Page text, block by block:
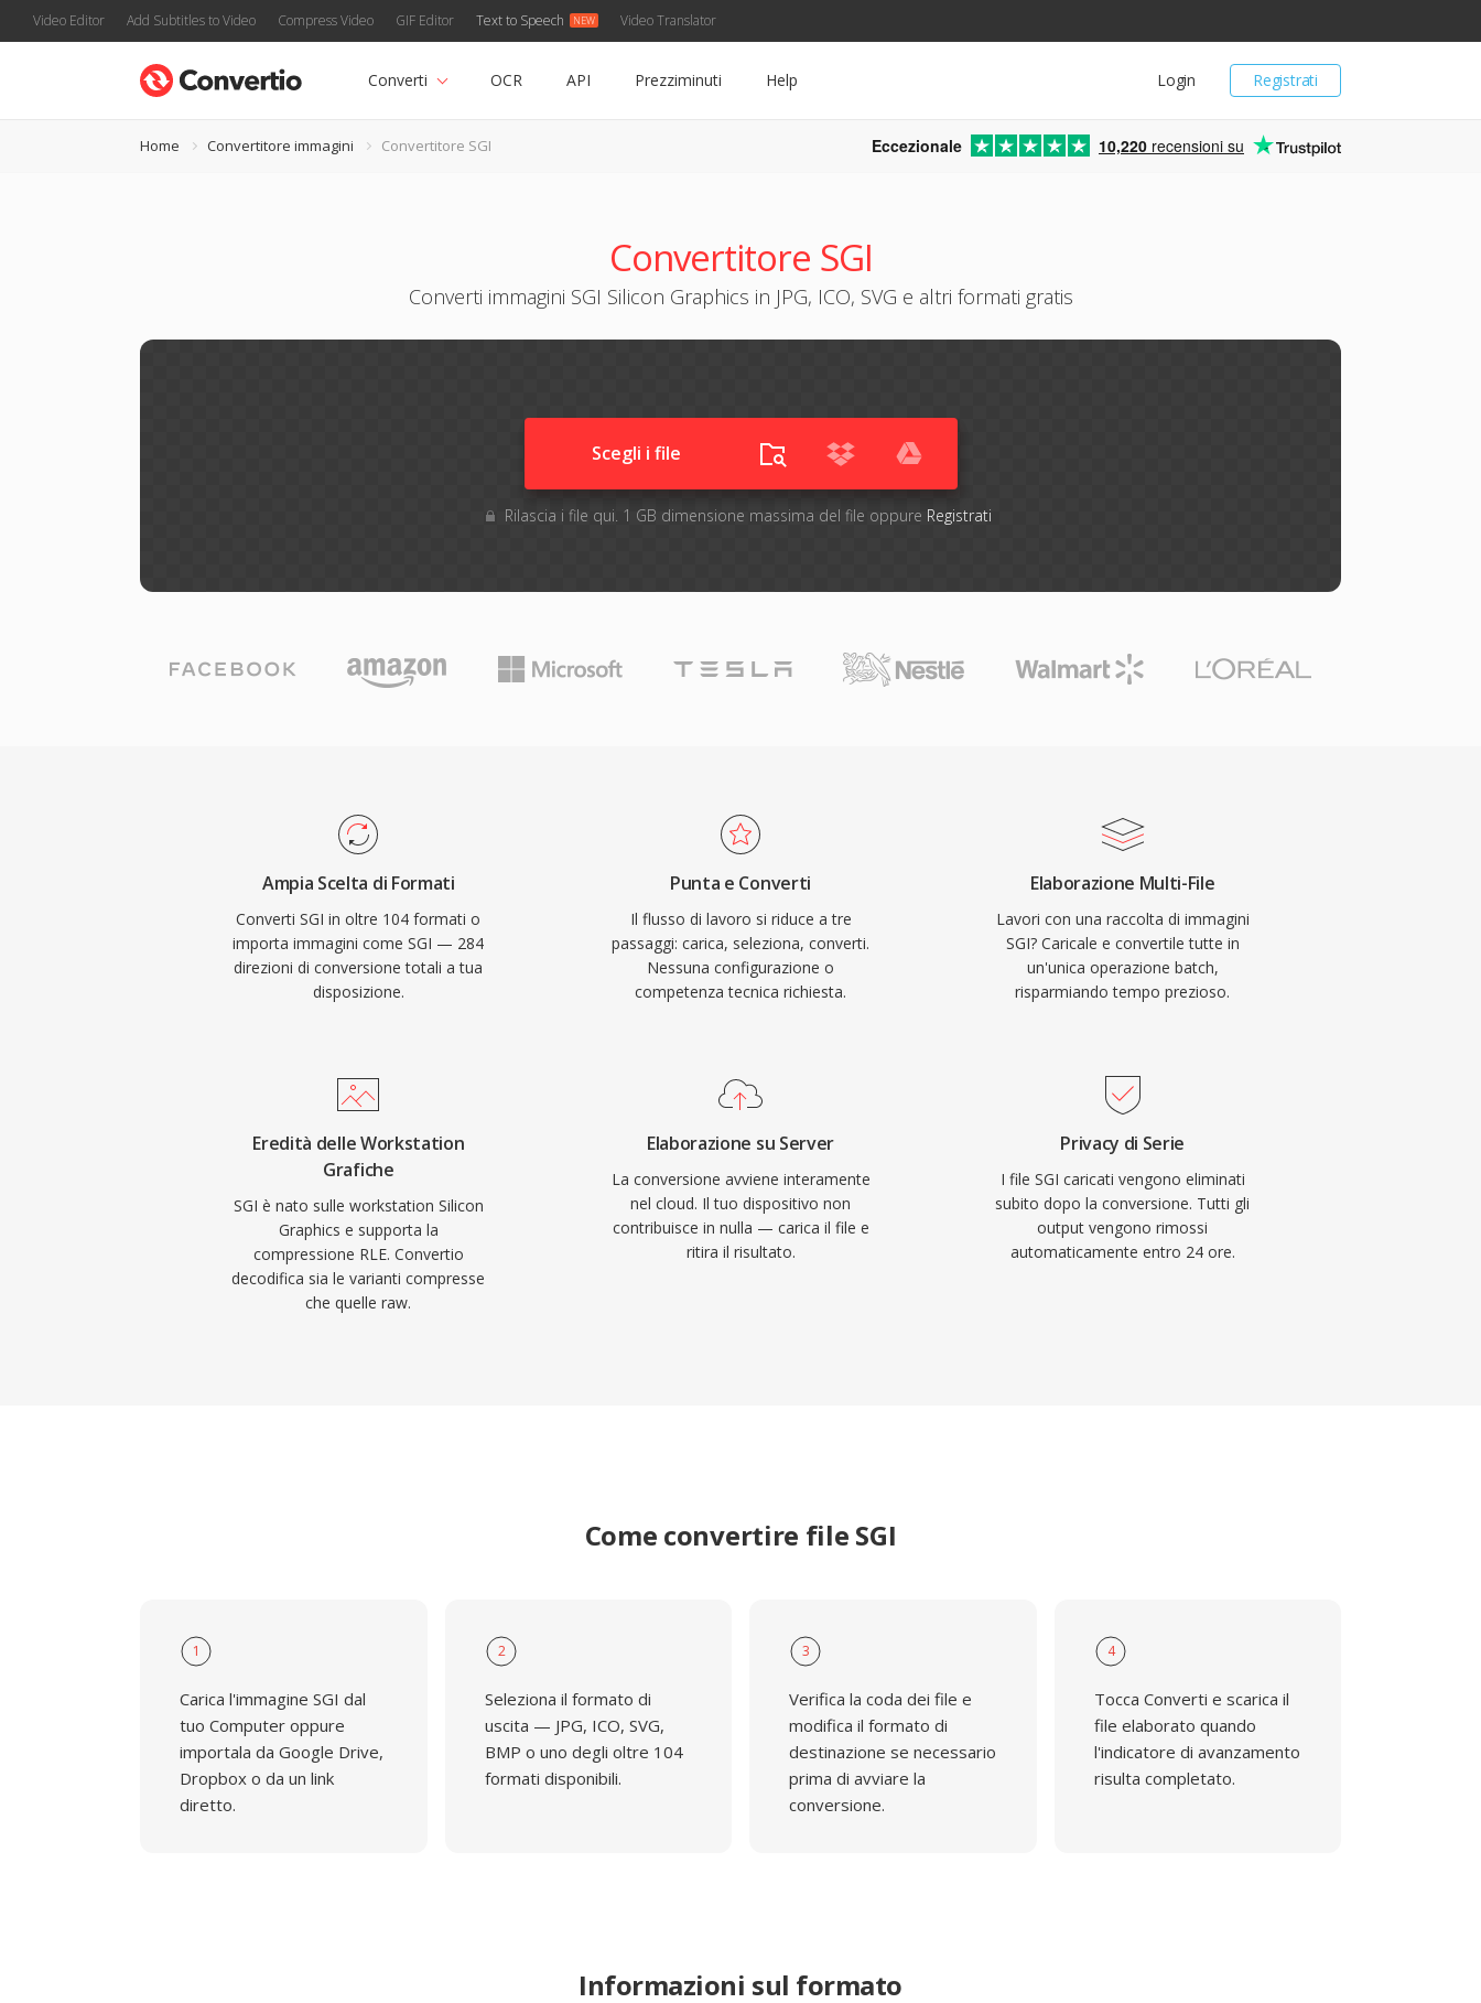
Video Editor Add Subtitles to Video Compress Video GIF Editor Text to Speech Video Translator
Registrati
Login
Converti OCR API Prezziminuti Help
Home Convertitore immagini Convertitore SGI Eccezionale 10,220 recensioni su
Convertitore SGI
Converti immagini SGI Silicon Graphics in JPG, ICO, SVG e altri formati gratis
Scegli i file
Rilascia i file qui. 1 GB dimensione massima del file oppure Registrati
Ampia Scelta di Formati
Converti SGI in oltre 104 formati o
importa immagini come SGI — 284
direzioni di conversione totali a tua
disposizione.
Punta e Converti
Il flusso di lavoro si riduce a tre
passaggi: carica, seleziona, converti.
Nessuna configurazione o
competenza tecnica richiesta.
Elaborazione Multi-File
Lavori con una raccolta di immagini
SGI? Caricale e convertile tutte in
un'unica operazione batch,
risparmiando tempo prezioso.
Eredità delle Workstation
Grafiche
SGI è nato sulle workstation Silicon
Graphics e supporta la
compressione RLE. Convertio
decodifica sia le varianti compresse
che quelle raw.
Elaborazione su Server
La conversione avviene interamente
nel cloud. Il tuo dispositivo non
contribuisce in nulla — carica il file e
ritira il risultato.
Privacy di Serie
I file SGI caricati vengono eliminati
subito dopo la conversione. Tutti gli
output vengono rimossi
automaticamente entro 24 ore.
Come convertire file SGI
1
Carica l'immagine SGI dal
tuo Computer oppure
importala da Google Drive,
Dropbox o da un link
diretto.
2
Seleziona il formato di
uscita — JPG, ICO, SVG,
BMP o uno degli oltre 104
formati disponibili.
3
Verifica la coda dei file e
modifica il formato di
destinazione se necessario
prima di avviare la
conversione.
4
Tocca Converti e scarica il
file elaborato quando
l'indicatore di avanzamento
risulta completato.
Informazioni sul formato